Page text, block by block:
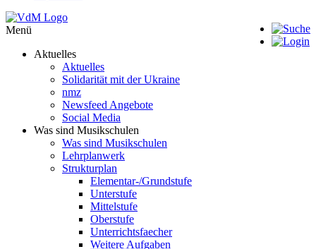
Menü
Aktuelles
Aktuelles
Solidarität mit der Ukraine
nmz
Newsfeed Angebote
Social Media
Was sind Musikschulen
Was sind Musikschulen
Lehrplanwerk
Strukturplan
Elementar-/Grundstufe
Unterstufe
Mittelstufe
Oberstufe
Unterrichtsfaecher
Weitere Aufgaben